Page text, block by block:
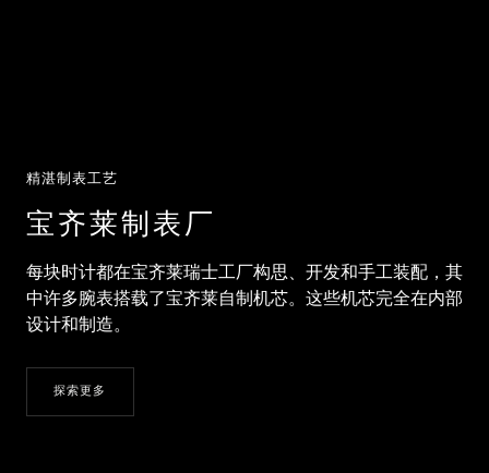
精湛制表工艺
宝齐莱制表厂
每块时计都在宝齐莱瑞士工厂构思、开发和手工装配，其
中许多腕表搭载了宝齐莱自制机芯。这些机芯完全在内部
设计和制造。
探索更多